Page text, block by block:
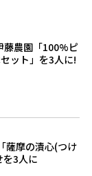
藤農園「100%ピ
ット」を3人に!
薩摩の漬心(つけ
を3人に